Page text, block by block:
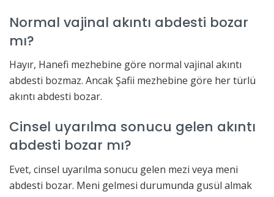
Normal vajinal akıntı abdesti bozar
mı?
Hayır, Hanefi mezhebine göre normal vajinal akıntı
abdesti bozmaz. Ancak Şafii mezhebine göre her türlü
akıntı abdesti bozar.
Cinsel uyarılma sonucu gelen akıntı
abdesti bozar mı?
Evet, cinsel uyarılma sonucu gelen mezi veya meni
abdesti bozar. Meni gelmesi durumunda gusül almak